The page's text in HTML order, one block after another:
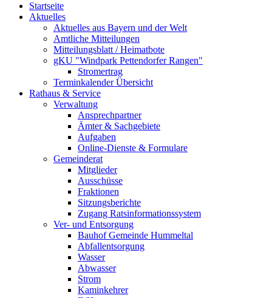
Startseite
Aktuelles
Aktuelles aus Bayern und der Welt
Amtliche Mitteilungen
Mitteilungsblatt / Heimatbote
gKU "Windpark Pettendorfer Rangen"
Stromertrag
Terminkalender Übersicht
Rathaus & Service
Verwaltung
Ansprechpartner
Ämter & Sachgebiete
Aufgaben
Online-Dienste & Formulare
Gemeinderat
Mitglieder
Ausschüsse
Fraktionen
Sitzungsberichte
Zugang Ratsinformationssystem
Ver- und Entsorgung
Bauhof Gemeinde Hummeltal
Abfallentsorgung
Wasser
Abwasser
Strom
Kaminkehrer